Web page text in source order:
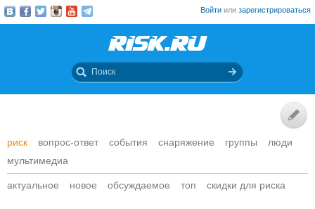
Войти или зарегистрироваться
риск вопрос-ответ события снаряжение группы
люди
мультимедиа
актуальное новое обсуждаемое топ скидки для риска